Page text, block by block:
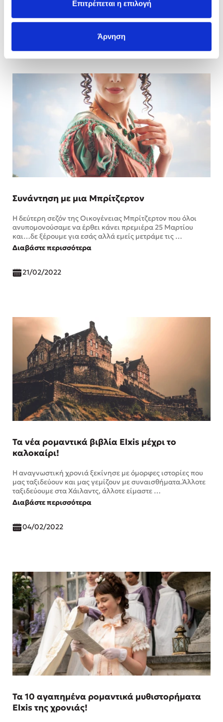
Επιτρέπεται η επιλογή
Άρνηση
Διαβάστε περισσότερα
Συνάντηση με μια Μπρίτζερτον
Η δεύτερη σεζόν της Οικογένειας Μπρίτζερτον που όλοι
ανυπομονούσαμε να έρθει κάνει πρεμιέρα 25 Μαρτίου
και…δε ξέρουμε για εσάς αλλά εμείς μετράμε τις …
Διαβάστε περισσότερα
21/02/2022
Τα νέα ρομαντικά βιβλία Elxis μέχρι το
καλοκαίρι!
Η αναγνωστική χρονιά ξεκίνησε με όμορφες ιστορίες που
μας ταξιδεύουν και μας γεμίζουν με συναισθήματα.Άλλοτε
ταξιδεύουμε στα Χάιλαντς, άλλοτε είμαστε …
Διαβάστε περισσότερα
04/02/2022
Τα 10 αγαπημένα ρομαντικά μυθιστορήματα
Elxis της χρονιάς!